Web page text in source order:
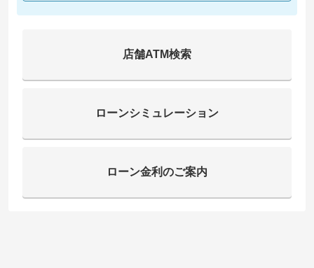
店舗ATM検索
ローンシミュレーション
ローン金利のご案内